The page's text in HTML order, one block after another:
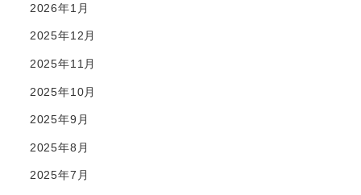
2026年1月
2025年12月
2025年11月
2025年10月
2025年9月
2025年8月
2025年7月